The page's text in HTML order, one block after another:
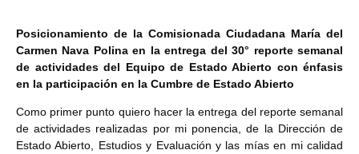
Posicionamiento de la Comisionada Ciudadana María del
Carmen Nava Polina en la entrega del 30° reporte semanal
de actividades del Equipo de Estado Abierto con énfasis
en la participación en la Cumbre de Estado Abierto
Como primer punto quiero hacer la entrega del reporte semanal
de actividades realizadas por mi ponencia, de la Dirección de
Estado Abierto, Estudios y Evaluación y las mías en mi calidad